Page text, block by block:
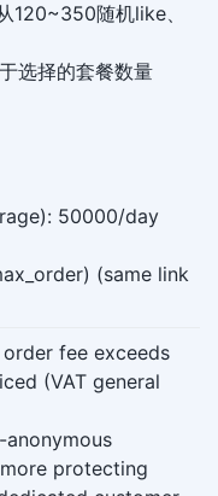
120~350随机like、
选择的套餐数量
50000/day
(same link
fee exceeds
(VAT general
protecting